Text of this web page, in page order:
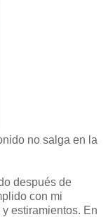
no salga en la
después de
con mi
estiramientos. En